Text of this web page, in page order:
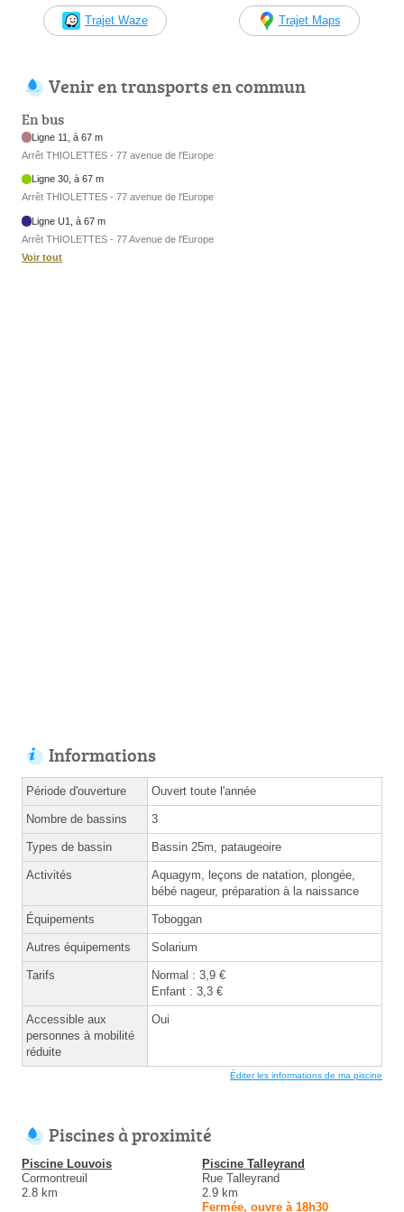
Trajet Waze Trajet Maps
Venir en transports en commun
En bus
Ligne 11, à 67 m
Arrêt THIOLETTES - 77 avenue de l'Europe
Ligne 30, à 67 m
Arrêt THIOLETTES - 77 avenue de l'Europe
Ligne U1, à 67 m
Arrêt THIOLETTES - 77 Avenue de l'Europe
Voir tout
Informations
Période d'ouverture Ouvert toute l'année
Nombre de bassins 3
Types de bassin Bassin 25m, pataugeoire
Activités
Aquagym, leçons de natation, plongée,
bébé nageur, préparation à la naissance
Équipements Toboggan
Autres équipements Solarium
Tarifs
Normal : 3,9 €
Enfant : 3,3 €
Accessible aux
personnes à mobilité
réduite
Oui
Éditer les informations de ma piscine
Piscines à proximité
Piscine Louvois
Cormontreuil
2.8 km
Piscine Talleyrand
Rue Talleyrand
2.9 km
Fermée, ouvre à 18h30